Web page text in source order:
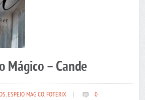
Mágico – Cande
,ESPEJO MAGICO,FOTERIX 0